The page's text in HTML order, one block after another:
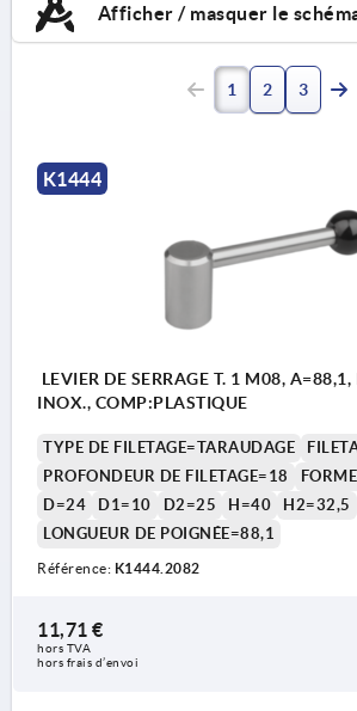
Afficher / masquer le
1 2 3
K1444
LEVIER DE SERRAGE T. 1 M08,
INOX., COMP:PLASTIQUE
TYPE DE FILETAGE=TARAUDAGE
PROFONDEUR DE FILETAGE=18
D=24
D1=10 D2=25 H=40
H2=32,5
LONGUEUR DE POIGNÉE=88,1
Référence: K1444.2082
11,71 €
hors TVA
hors frais d’envoi